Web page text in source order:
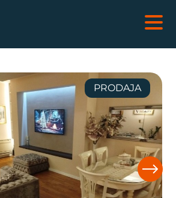
NEKRETNINE
PRODAJA